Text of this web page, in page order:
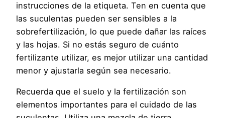
instrucciones de la etiqueta. Ten en cuenta que
las suculentas pueden ser sensibles a la
sobrefertilización, lo que puede dañar las raíces
y las hojas. Si no estás seguro de cuánto
fertilizante utilizar, es mejor utilizar una cantidad
menor y ajustarla según sea necesario.
Recuerda que el suelo y la fertilización son
elementos importantes para el cuidado de las